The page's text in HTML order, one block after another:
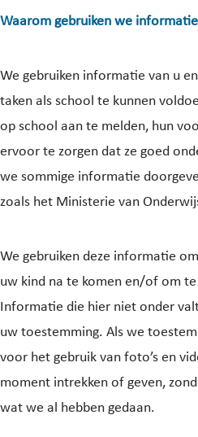
Waarom gebruiken we
We gebruiken informatie van u
taken als school te kunnen
op school aan te melden, hun
ervoor te zorgen dat ze goed
we sommige informatie
zoals het Ministerie van
We gebruiken deze informatie
uw kind na te komen en/of om
Informatie die hier niet onder
uw toestemming. Als we
voor het gebruik van foto’s en
moment intrekken of geven,
wat we al hebben gedaan.